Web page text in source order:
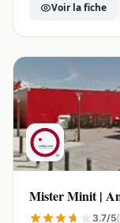
Voir la fiche
Mister Minit |
3.7/5